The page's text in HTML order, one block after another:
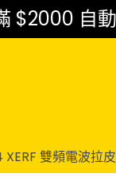
$2000 自
雙頻電波拉皮